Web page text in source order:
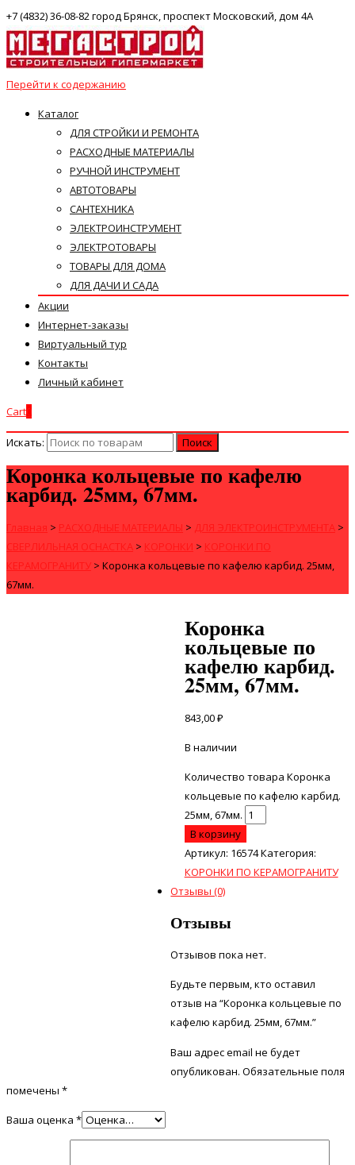
+7 (4832) 36-08-82 город Брянск, проспект Московский, дом 4А
Перейти к содержанию
Каталог
ДЛЯ СТРОЙКИ И РЕМОНТА
РАСХОДНЫЕ МАТЕРИАЛЫ
РУЧНОЙ ИНСТРУМЕНТ
АВТОТОВАРЫ
САНТЕХНИКА
ЭЛЕКТРОИНСТРУМЕНТ
ЭЛЕКТРОТОВАРЫ
ТОВАРЫ ДЛЯ ДОМА
ДЛЯ ДАЧИ И САДА
Акции
Интернет-заказы
Виртуальный тур
Контакты
Личный кабинет
Cart
Искать:
Коронка кольцевые по кафелю
карбид. 25мм, 67мм.
Главная > РАСХОДНЫЕ МАТЕРИАЛЫ > ДЛЯ ЭЛЕКТРОИНСТРУМЕНТА >
СВЕРЛИЛЬНАЯ ОСНАСТКА > КОРОНКИ > КОРОНКИ ПО
КЕРАМОГРАНИТУ > Коронка кольцевые по кафелю карбид. 25мм,
67мм.
Коронка
кольцевые по
кафелю карбид.
25мм, 67мм.
843,00₽
В наличии
Количество товара Коронка
кольцевые по кафелю карбид.
25мм, 67мм.
В корзину
Артикул: 16574Категория:
КОРОНКИ ПО КЕРАМОГРАНИТУ
Отзывы (0)
Отзывы
Отзывов пока нет.
Будьте первым, кто оставил
отзыв на “Коронка кольцевые по
кафелю карбид. 25мм, 67мм.”
Ваш адрес email не будет
опубликован. Обязательные поля
помечены *
Ваша оценка *